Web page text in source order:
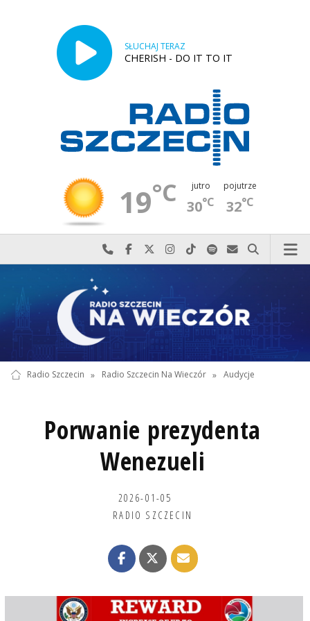
SŁUCHAJ TERAZ
CHERISH - DO IT TO IT
19°C jutro
30°C
pojutrze
32°C
Najlepiej po prostu do nas zadzwoń
Odwiedź nas na Facebook-u
Odwiedź nas na X
Odwiedź nas na Instagram-ie
Odwiedź nas na TikTok-u
Szukaj nas na Spotify
Wyślij do nas
Szukaj
Radio Szczecin » Radio Szczecin Na Wieczór » Audycje
Porwanie prezydenta
Wenezueli
2026-01-05
RADIO SZCZECIN